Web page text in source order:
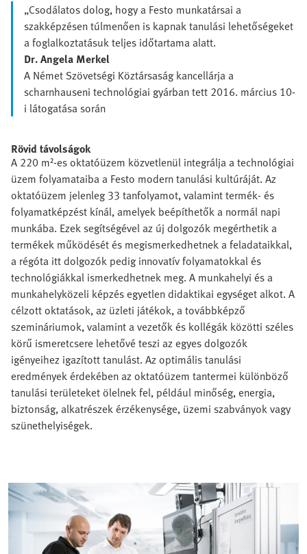
„Csodálatos dolog, hogy a Festo munkatársai a
szakképzésen túlmenően is kapnak tanulási lehetőségeket
a foglalkoztatásuk teljes időtartama alatt.
Dr. Angela Merkel
A Német Szövetségi Köztársaság kancellárja a
scharnhauseni technológiai gyárban tett 2016. március 10-
i látogatása során
Rövid távolságok
A 220 m²-es oktatóüzem közvetlenül integrálja a technológiai
üzem folyamataiba a Festo modern tanulási kultúráját. Az
oktatóüzem jelenleg 33 tanfolyamot, valamint termék- és
folyamatképzést kínál, amelyek beépíthetők a normál napi
munkába. Ezek segítségével az új dolgozók megérthetik a
termékek működését és megismerkedhetnek a feladataikkal,
a régóta itt dolgozók pedig innovatív folyamatokkal és
technológiákkal ismerkedhetnek meg. A munkahelyi és a
munkahelyközeli képzés egyetlen didaktikai egységet alkot. A
célzott oktatások, az üzleti játékok, a továbbképző
szemináriumok, valamint a vezetők és kollégák közötti széles
körű ismeretcsere lehetővé teszi az egyes dolgozók
igényeihez igazított tanulást. Az optimális tanulási
eredmények érdekében az oktatóüzem tantermei különböző
tanulási területeket ölelnek fel, például minőség, energia,
biztonság, alkatrészek érzékenysége, üzemi szabványok vagy
szünethelyiségek.